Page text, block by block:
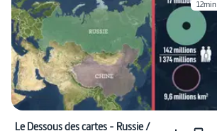
12min
Le Dessous des cartes - Russie /